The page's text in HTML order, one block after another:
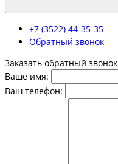
+7 (3522) 44-35-35
Обратный звонок
Заказать обратный звонок
Ваше имя:
Ваш телефон: